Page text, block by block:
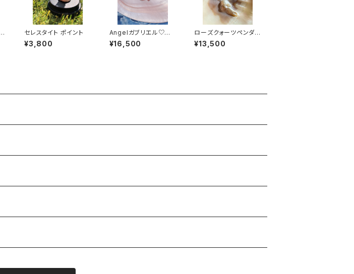
セレスタイト ポイント
¥3,800
Angelガブリエル♡ペ
ンダント〜ムーンストー
ン＆ブルートパーズ
¥16,500
ローズクォーツペンダン
ト〈True Love〉
¥13,500